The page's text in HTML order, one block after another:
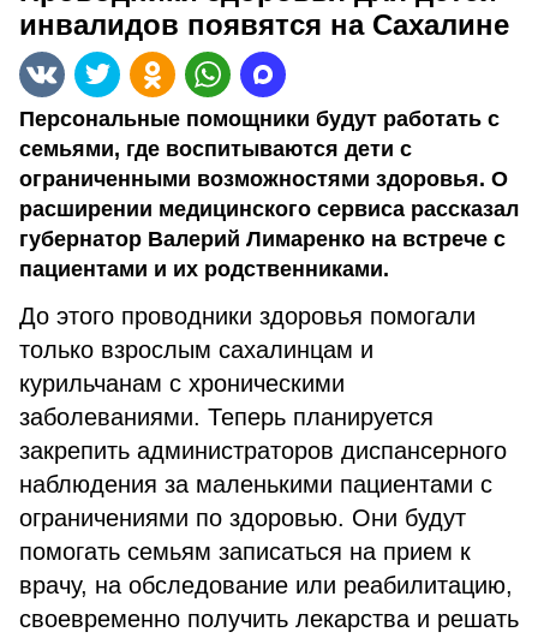
инвалидов появятся на Сахалине
Персональные помощники будут работать с
семьями, где воспитываются дети с
ограниченными возможностями здоровья. О
расширении медицинского сервиса рассказал
губернатор Валерий Лимаренко на встрече с
пациентами и их родственниками.
До этого проводники здоровья помогали
только взрослым сахалинцам и
курильчанам с хроническими
заболеваниями. Теперь планируется
закрепить администраторов диспансерного
наблюдения за маленькими пациентами с
ограничениями по здоровью. Они будут
помогать семьям записаться на прием к
врачу, на обследование или реабилитацию,
своевременно получить лекарства и решать